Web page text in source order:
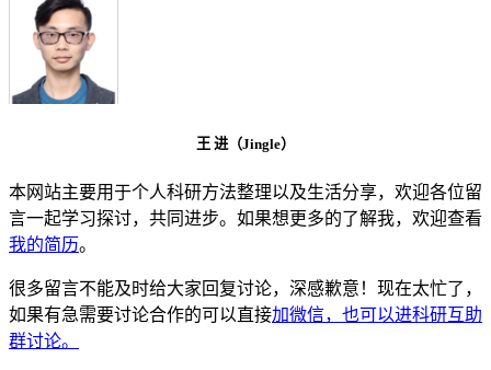
王 进（Jingle）
本网站主要用于个人科研方法整理以及生活分享，欢迎各位留
言一起学习探讨，共同进步。如果想更多的了解我，欢迎查看
我的简历。
很多留言不能及时给大家回复讨论，深感歉意！现在太忙了，
如果有急需要讨论合作的可以直接加微信，也可以进科研互助
群讨论。